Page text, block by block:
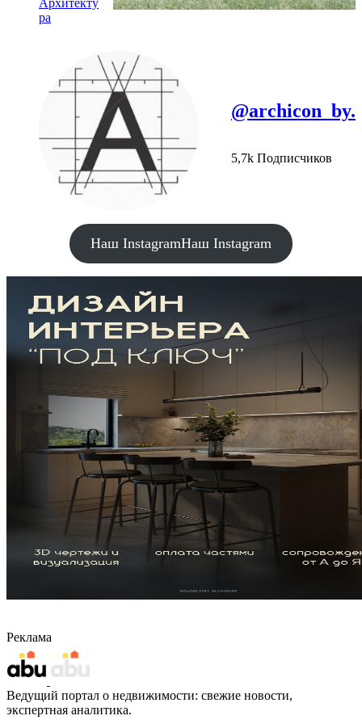
Архитекту
ра
@archicon_by.
5,7k Подписчиков
Наш InstagramНаш Instagram
Реклама
Ведущий портал о недвижимости: свежие новости,
экспертная аналитика.